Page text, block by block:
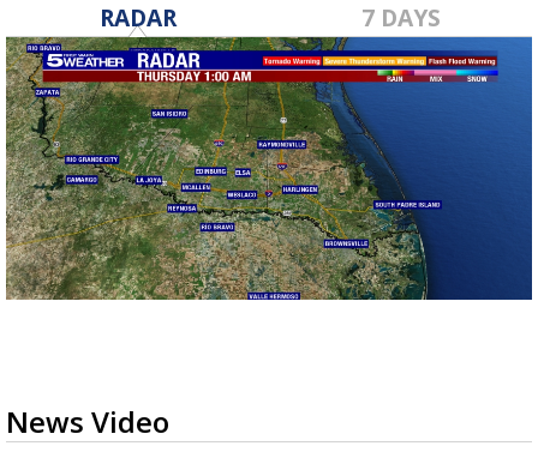
RADAR 7 DAYS
News Video